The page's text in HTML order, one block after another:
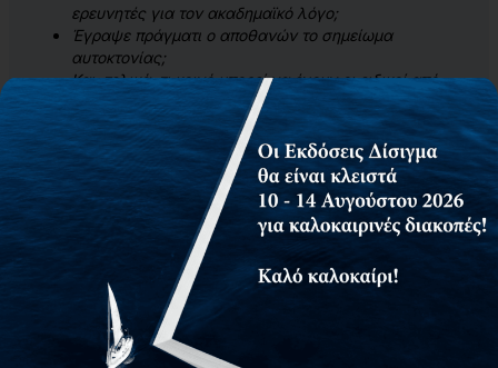
ερευνητές για τον ακαδημαϊκό λόγο;
Έγραψε πράγματι ο αποθανών το σημείωμα
αυτοκτονίας;
Και, τελικά, τι κοινό μπορεί να έχουν οι ειδικοί από
τους χώρους της γλωσσικής εκπαίδευσης, της
λογοτεχνίας, της εγκληματολογίας και της
κυβερνοασφάλειας, των πνευματικών δικαιωμάτων,
της ψυχολογίας, της κοινωνιολογίας, του μάρκετινγκ
και των πολιτικών επιστημών με τη γλωσσολογία, την
πληροφορική και την τεχνητή νοημοσύνη;
Κάθε φορά που γράφουμε ή μιλάμε, αφήνουμε
αποτυπώματα που, όπως και τα δακτυλικά αποτυπώματα,
είναι μοναδικά για τον καθένα μας. Αφήνουμε πεποιθήσεις,
ιδεολογίες, κάτι από τον εαυτό μας. Μέσα από ένα πλήθος
πιθανών γλωσσικών επιλογών προτιμάμε κάποιες και όχι
κάποιες άλλες. Το σύνολο των επιλογών μας, που κάνει